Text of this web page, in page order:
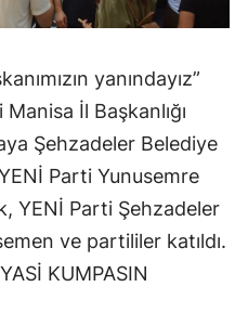
yanındayız”
İl Başkanlığı
Şehzadeler Belediye
Parti Yunusemre
YENİ Parti Şehzadeler
ve partililer katıldı.
KUMPASIN